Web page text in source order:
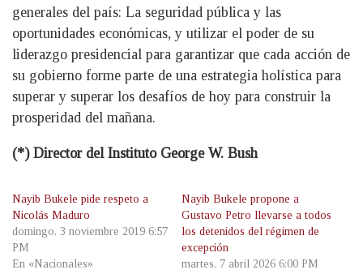
generales del país: La seguridad pública y las
oportunidades económicas, y utilizar el poder de su
liderazgo presidencial para garantizar que cada acción de
su gobierno forme parte de una estrategia holística para
superar y superar los desafíos de hoy para construir la
prosperidad del mañana.
(*) Director del Instituto George W. Bush
Nayib Bukele pide respeto a
Nicolás Maduro
domingo, 3 noviembre 2019 6:57
PM
En «Nacionales»
Nayib Bukele propone a
Gustavo Petro llevarse a todos
los detenidos del régimen de
excepción
martes, 7 abril 2026 6:00 PM